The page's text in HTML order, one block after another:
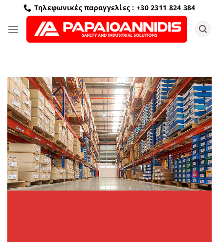
Μετάβαση
περιεχόμενο
Τηλεφωνικές παραγγελίες : +30 2311 824 384